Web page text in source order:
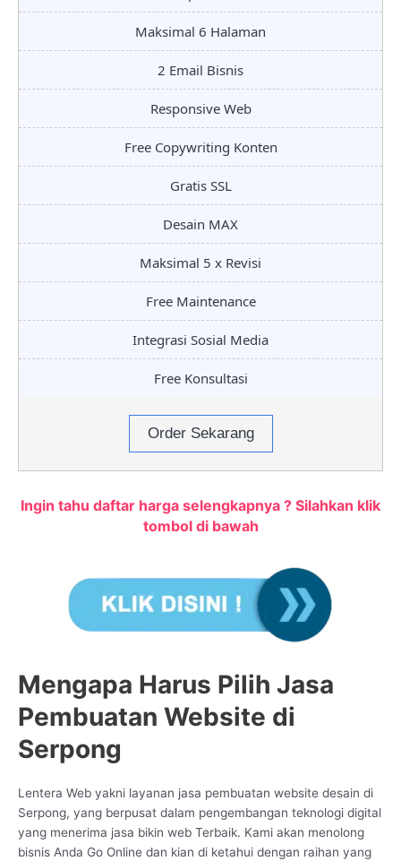
Maksimal 6 Halaman
2 Email Bisnis
Responsive Web
Free Copywriting Konten
Gratis SSL
Desain MAX
Maksimal 5 x Revisi
Free Maintenance
Integrasi Sosial Media
Free Konsultasi
Order Sekarang
Ingin tahu daftar harga selengkapnya ? Silahkan klik
tombol di bawah
Mengapa Harus Pilih Jasa
Pembuatan Website di
Serpong
Lentera Web yakni layanan jasa pembuatan website desain di
Serpong, yang berpusat dalam pengembangan teknologi digital
yang menerima jasa bikin web Terbaik. Kami akan menolong
bisnis Anda Go Online dan kian di ketahui dengan raihan yang